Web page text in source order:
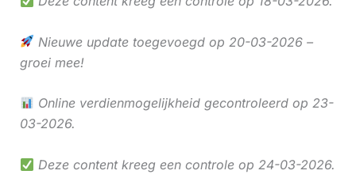
Nieuwe update toegevoegd op 20-03-2026 –
groei mee!
Online verdienmogelijkheid gecontroleerd op 23-
03-2026.
Deze content kreeg een controle op 24-03-2026.